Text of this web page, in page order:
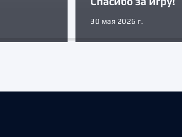
30 мая 2026 г.